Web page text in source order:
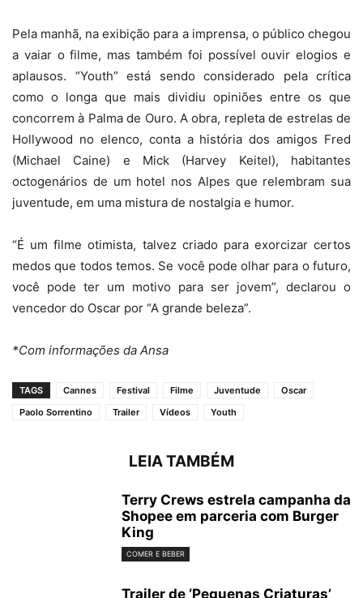
Pela manhã, na exibição para a imprensa, o público chegou
a vaiar o filme, mas também foi possível ouvir elogios e
aplausos. “Youth” está sendo considerado pela crítica
como o longa que mais dividiu opiniões entre os que
concorrem à Palma de Ouro. A obra, repleta de estrelas de
Hollywood no elenco, conta a história dos amigos Fred
(Michael Caine) e Mick (Harvey Keitel), habitantes
octogenários de um hotel nos Alpes que relembram sua
juventude, em uma mistura de nostalgia e humor.
“É um filme otimista, talvez criado para exorcizar certos
medos que todos temos. Se você pode olhar para o futuro,
você pode ter um motivo para ser jovem”, declarou o
vencedor do Oscar por “A grande beleza”.
*Com informações da Ansa
TAGS Cannes Festival Filme Juventude
Oscar
Paolo Sorrentino
Trailer Vídeos Youth
LEIA TAMBÉM
Terry Crews estrela campanha da
Shopee em parceria com Burger
King
COMER E BEBER
Trailer de ‘Pequenas Criaturas’